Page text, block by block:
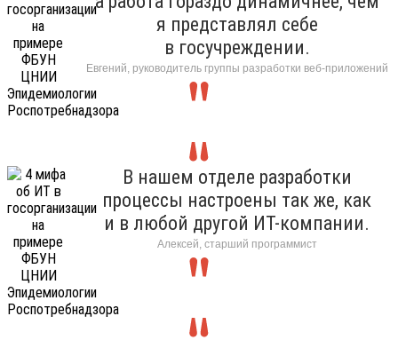
я представлял себе
в госучреждении.
Евгений, руководитель группы разработки веб-приложений
В нашем отделе разработки
процессы настроены так же, как
и в любой другой ИТ-компании.
Алексей, старший программист